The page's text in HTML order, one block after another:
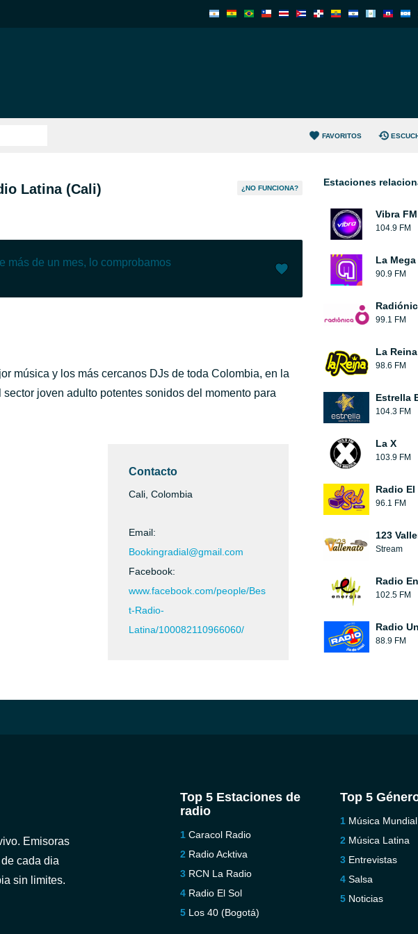
FAVORITOS
Latina (Cali) ¿NO FUNCIONA?
más de un mes, lo comprobamos
música y los más cercanos DJs de toda Colombia, en la
joven adulto potentes sonidos del momento para
Contacto
Cali, Colombia
Email:
Bookingradial@gmail.com
Facebook:
www.facebook.com/people/Bes
t-Radio-
Latina/100082110966060/
Estaciones
Vibra FM
104.9 FM
La Mega
90.9 FM
99.1 FM
La Reina
98.6 FM
Estrella
104.3 FM
La X
103.9 FM
Radio El
96.1 FM
123
Stream
Radio
102.5 FM
Radio
88.9 FM
Emisoras
cada dia
sin limites.
Top 5 Estaciones de
radio
Caracol Radio
Radio Acktiva
RCN La Radio
Radio El Sol
Los 40 (Bogotá)
Top 5
Música Mundial
Música Latina
Entrevistas
Salsa
Noticias